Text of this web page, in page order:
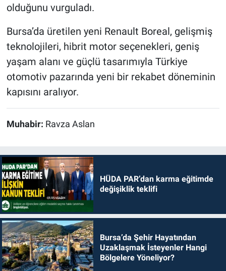
olduğunu vurguladı.
Bursa’da üretilen yeni Renault Boreal, gelişmiş
teknolojileri, hibrit motor seçenekleri, geniş
yaşam alanı ve güçlü tasarımıyla Türkiye
otomotiv pazarında yeni bir rekabet döneminin
kapısını aralıyor.
Muhabir: Ravza Aslan
HÜDA PAR’dan karma eğitimde
değişiklik teklifi
Bursa’da Şehir Hayatından
Uzaklaşmak İsteyenler Hangi
Bölgelere Yöneliyor?